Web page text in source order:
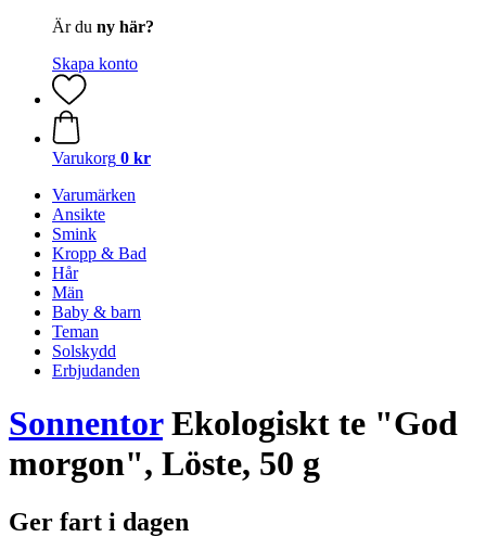
Är du ny här?
Skapa konto
Varukorg 0 kr
Varumärken
Ansikte
Smink
Kropp & Bad
Hår
Män
Baby & barn
Teman
Solskydd
Erbjudanden
SonnentorEkologiskt te "God
morgon", Löste, 50 g
Ger fart i dagen